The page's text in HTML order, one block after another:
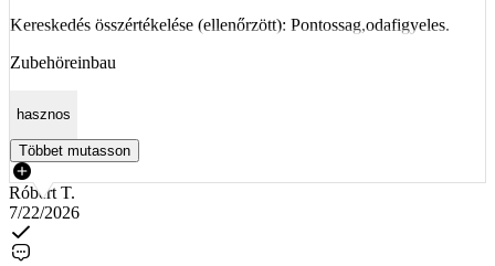
Kereskedés összértékelése (ellenőrzött): Pontossag,odafigyeles.
Zubehöreinbau
hasznos
Többet mutasson
Róbert T.
7/22/2026